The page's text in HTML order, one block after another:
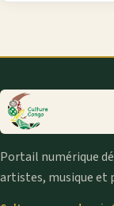
Portail numérique
artistes, musique et